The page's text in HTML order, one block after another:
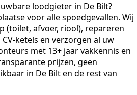
loodgieter in De Bilt?
voor alle spoedgevallen. Wij
(toilet, afvoer, riool), repareren
ketels en verzorgen al uw
met 13+ jaar vakkennis en
prijzen, geen
in De Bilt en de rest van